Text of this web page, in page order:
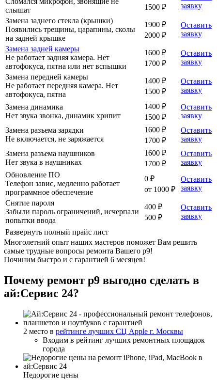
слышат
1500 ₽
заявку
Замена заднего стекла (крышки)
Появились трещины, царапины, сколы
на задней крышке
1900 ₽
2000 ₽
Оставить
заявку
Замена задней камеры
Не работает задняя камера. Нет
автофокуса, пятна или нет вспышки
1600 ₽
1700 ₽
Оставить
заявку
Замена передней камеры
Не работает передняя камера. Нет
автофокуса, пятна
1400 ₽
1500 ₽
Оставить
заявку
Замена динамика
Нет звука звонка, динамик хрипит
1400 ₽
1500 ₽
Оставить
заявку
Замена разъема зарядки
Не включается, не заряжается
1600 ₽
1700 ₽
Оставить
заявку
Замена разъема наушников
Нет звука в наушниках
1600 ₽
1700 ₽
Оставить
заявку
Обновление ПО
Телефон завис, медленно работает
программное обеспечение
0 ₽
от 1000 ₽
Оставить
заявку
Снятие пароля
Забыли пароль ограничений, исчерпали
попытки ввода
400 ₽
500 ₽
Оставить
заявку
Развернуть полный прайс лист
Многолетний опыт наших мастеров поможет Вам решить
самые трудные вопросы ремонта Вашего p9!
Починим быстро и с гарантией 6 месяцев!
Почему ремонт p9 выгодно сделать в
ай:Сервис 24?
2 место в рейтинге лучших СЦ Apple г. Москвы
Входим в рейтинг лучших ремонтных площадок
города
Недорогие цены